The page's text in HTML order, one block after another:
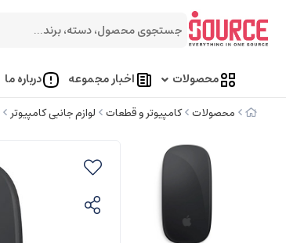
محصولات اخبار مجموعه درباره ما
محصولات کامپیوتر و قطعات لوازم جانبی کامپیوتر